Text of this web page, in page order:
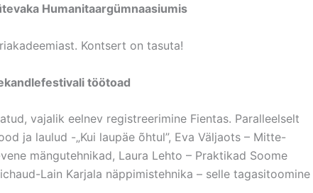
Humanitaargümnaasiumis
Kontsert on tasuta!
töötoad
vajalik eelnev registreerimine Fientas. Paralleelselt
ja laulud -„Kui laupäe õhtul”, Eva Väljaots – Mitte-
mängutehnikad, Laura Lehto – Praktikad Soome
Lain Karjala näppimistehnika – selle tagasitoomine